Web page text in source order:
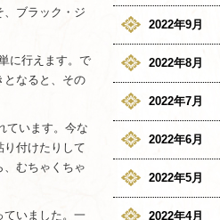
ブラック・ジ
に行えます。で
となると、その
ています。今な
り付けたりして
むちゃくちゃ
いました。一
2022年9月
2022年8月
2022年7月
2022年6月
2022年5月
2022年4月